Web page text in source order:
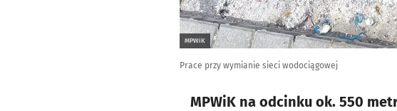
MPWiK
Prace przy wymianie sieci wodociągowej
MPWiK na odcinku ok. 550